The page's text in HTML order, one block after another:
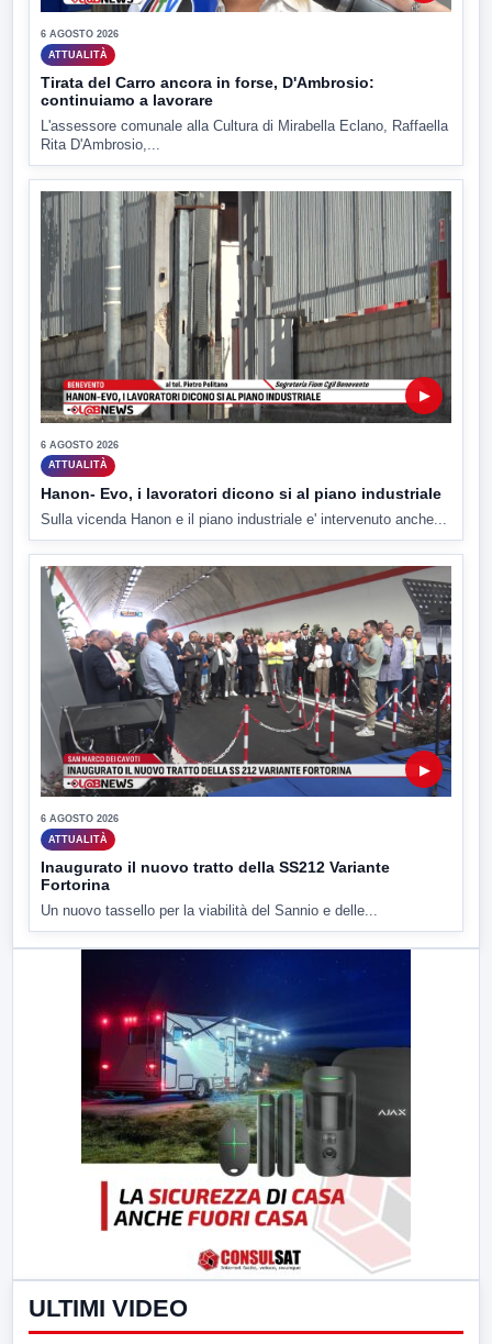
6 AGOSTO 2026
ATTUALITÀ
Tirata del Carro ancora in forse, D'Ambrosio:
continuiamo a lavorare
L'assessore comunale alla Cultura di Mirabella Eclano, Raffaella
Rita D'Ambrosio,...
▶
6 AGOSTO 2026
ATTUALITÀ
Hanon- Evo, i lavoratori dicono si al piano industriale
Sulla vicenda Hanon e il piano industriale e' intervenuto anche...
▶
6 AGOSTO 2026
ATTUALITÀ
Inaugurato il nuovo tratto della SS212 Variante
Fortorina
Un nuovo tassello per la viabilità del Sannio e delle...
ULTIMI VIDEO